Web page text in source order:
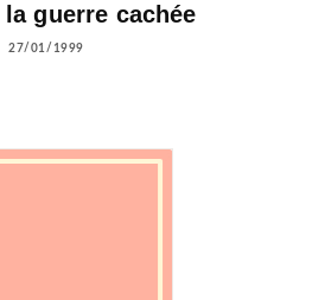
guerre cachée
27/01/1999